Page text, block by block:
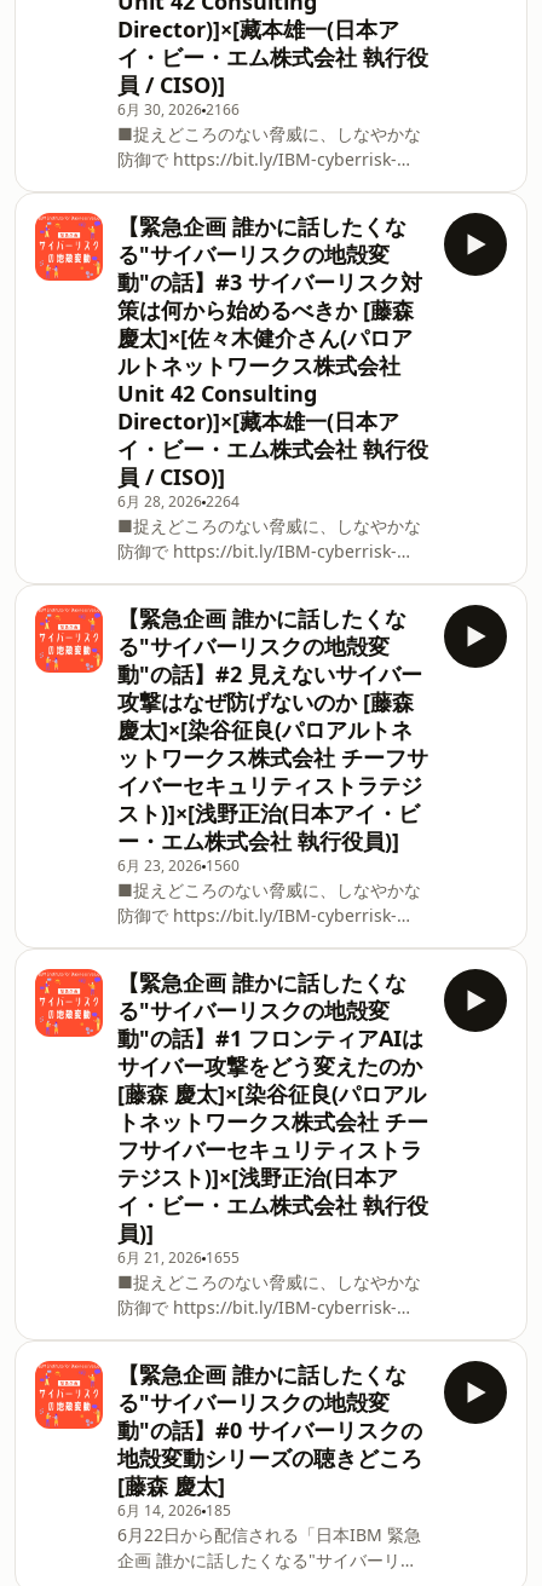
Director)]×[藏本雄一(日本ア
イ・ビー・エム株式会社 執行役
員 / CISO)]
6月 30, 20262166
■捉えどころのない脅威に、しなやかな
防御で ⁠⁠⁠https://bit.ly/IBM-cyberrisk-
ン、AIでさらにスマートに
⁠⁠⁠https://bit.ly/IBM-cyberrisk-podcast-2⁠
AIを活用した攻撃が広がる一方で、防御
の側にもAIの活用が求められています。
しかし、そのために必要な投資や体制づ
くりはIT部門だけでは決められません。
どのデータを保有し、何を守り、どこに
投資するのか。従業員のセキュリティ
ー・リテラシー向上や業界内での情報共
有をどう進めるのか。 本エピソードで
は、サイバーセキュリティーを経営課題
として捉え直し、経営層に求められる意
思決定と役割を考察します。 ※本内容
は、2026年6月3日（水）に収録されたも
のです。 ■ホスト [藤森 慶太] 日本ア
イ・ビー・
【緊急企画 誰かに話したくな
る"サイバーリスクの地殻変
動"の話】#3 サイバーリスク対
策は何から始めるべきか [藤森
慶太]×[佐々木健介さん(パロア
ルトネットワークス株式会社
Unit 42 Consulting
Director)]×[藏本雄一(日本ア
イ・ビー・エム株式会社 執行役
員 / CISO)]
6月 28, 20262264
■捉えどころのない脅威に、しなやかな
防御で ⁠⁠https://bit.ly/IBM-cyberrisk-
ン、AIでさらにスマートに
⁠⁠https://bit.ly/IBM-cyberrisk-podcast-2
サイバーリスクへの備えは、高度な技術
対策から始まるわけではありません。ま
ず必要なのは、自社の資産やアカウン
ト、重要データを正しく把握し、何を守
るべきかを明確にすることです。 本エピ
ソードでは、資産の可視化やID管理の重
要性、そしてフロンティアAIによって変
化するリスク環境への理解を通じて、防
御の出発点を見つめ直します。 ※本内容
は、2026年6月3日（水）に収録されたも
のです。 ■「日本IBM 誰かに話したく
なる”○○”の話」とは シリーズごとにテ
ーマを設け、日本IBMの専門家が深く掘
り下げたディスカッ
【緊急企画 誰かに話したくな
る"サイバーリスクの地殻変
動"の話】#2 見えないサイバー
攻撃はなぜ防げないのか [藤森
慶太]×[染谷征良(パロアルトネ
ットワークス株式会社 チーフサ
イバーセキュリティストラテジ
スト)]×[浅野正治(日本アイ・ビ
ー・エム株式会社 執行役員)]
6月 23, 2026 1560
■捉えどころのない脅威に、しなやかな
防御で ⁠https://bit.ly/IBM-cyberrisk-
ン、AIでさらにスマートに
⁠https://bit.ly/IBM-cyberrisk-podcast-2
企業の多くはセキュリティー対策を講じ
ていますが、実際には侵害に気づかない
まま被害が進行するケースが少なくあり
ません。 内部不正や設定ミス、放置され
た脆弱性など、目立たないリスクが重大
なセキュリティー・インシデントにつな
がることもあります。本エピソードで
は、見えにくいサイバーリスクの実態と
早期発見の重要性を考察します。 ※本内
容は、2026年6月3日（水）に収録された
ものです。 ■「日本IBM 誰かに話した
くなる”○○”の話」とは シリーズごとに
テーマを設け、日本IBMの専門家が深く
掘り下げたディスカッションを行
【緊急企画 誰かに話したくな
る"サイバーリスクの地殻変
動"の話】#1 フロンティアAIは
サイバー攻撃をどう変えたのか
[藤森 慶太]×[染谷征良(パロアル
トネットワークス株式会社 チー
フサイバーセキュリティストラ
テジスト)]×[浅野正治(日本ア
イ・ビー・エム株式会社 執行役
員)]
6月 21, 2026 1655
■捉えどころのない脅威に、しなやかな
防御で https://bit.ly/IBM-cyberrisk-
ン、AIでさらにスマートに
https://bit.ly/IBM-cyberrisk-podcast-2
生成AIの進化によって、サイバーリスク
は今どのように変わっているのか。 攻撃
の民主化やスピードの加速、ディープフ
ェイクによるなりすまし、そして見過ご
されがちな小さな異常の危険性まで、い
ま起きている変化を多角的に掘り下げま
す。 技術的なリスクの延長としてではな
【緊急企画 誰かに話したくな
る"サイバーリスクの地殻変
動"の話】#0 サイバーリスクの
地殻変動シリーズの聴きどころ
[藤森 慶太]
6月 14, 2026 185
6月22日から配信される「日本IBM 緊急
企画 誰かに話したくなる"サイバーリス